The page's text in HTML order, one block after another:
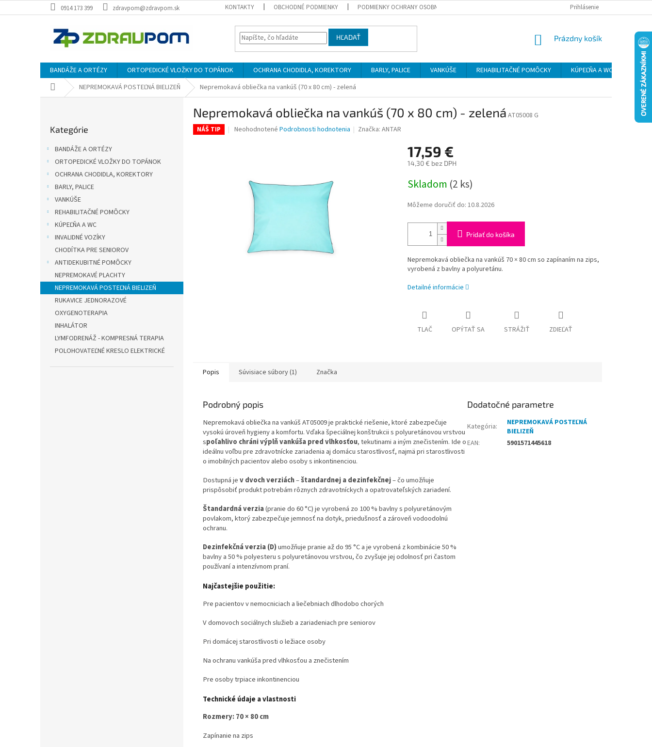
na
0914 173 399 zdravpom@zdravpom.sk KONTAKTY OBCHODNÉ PODMIENKY PODMIENKY OCHRANY OSOBNÝCH ÚDAJOV FORMULÁR NA
Prihlásenie
HĽADAŤ
NÁKUPNÝ
Prázdny košík
BANDÁŽE A ORTÉZY ORTOPEDICKÉ VLOŽKY DO TOPÁNOK OCHRANA CHODIDLA, KOREKTORY BARLY, PALICE VANKÚŠE REHABILITAČNÉ POMÔCKY KÚPEĽŇA A WC
DomovNEPREMOKAVÁ POSTEĽNÁ BIELIZEŇ Nepremokavá obliečka na vankúš (70 x 80 cm) - zelená
kategórie
Kategórie
BANDÁŽE A ORTÉZY
ORTOPEDICKÉ VLOŽKY DO TOPÁNOK
OCHRANA CHODIDLA, KOREKTORY
BARLY, PALICE
VANKÚŠE
REHABILITAČNÉ POMÔCKY
KÚPEĽŇA A WC
INVALIDNÉ VOZÍKY
CHODÍTKA PRE SENIOROV
ANTIDEKUBITNÉ POMÔCKY
NEPREMOKAVÉ PLACHTY
NEPREMOKAVÁ POSTEĽNÁ BIELIZEŇ
RUKAVICE JEDNORAZOVÉ
OXYGENOTERAPIA
INHALÁTOR
LYMFODRENÁŽ - KOMPRESNÁ TERAPIA
POLOHOVATEĽNÉ KRESLO ELEKTRICKÉ
Nepremokavá obliečka na vankúš (70 x 80 cm) - zelená AT05008 G
NÁŠ TIP
Priemerné
hviezdičiek.
Neohodnotené Podrobnosti hodnotenia Značka:ANTAR
17,59 €
14,30 € bez DPH
cena:
Skladom (2 ks)
Môžeme doručiť do: 10.8.2026
Pridať do košíka
Nepremokavá obliečka na vankúš 70 × 80 cm so zapínaním na zips,
vyrobená z bavlny a polyuretánu.
Detailné informácie
TLAČ OPÝTAŤ SA STRÁŽIŤ ZDIEĽAŤ
Popis Súvisiace súbory (1) Značka
Podrobný popis
Nepremokavá obliečka na vankúš AT05009 je praktické riešenie, ktoré zabezpečuje
vysokú úroveň hygieny a komfortu. Vďaka špeciálnej konštrukcii s polyuretánovou vrstvou
spoľahlivo chráni výplň vankúša pred vlhkosťou, tekutinami a iným znečistením. Ide o
ideálnu voľbu pre zdravotnícke zariadenia aj domácu starostlivosť, najmä pri starostlivosti
o imobilných pacientov alebo osoby s inkontinenciou.
Dostupná jev dvoch verziách–štandardnej a dezinfekčnej– čo umožňuje
prispôsobiť produkt potrebám rôznych zdravotníckych a opatrovateľských zariadení.
Štandardná verzia(pranie do 60 °C) je vyrobená zo 100 % bavlny s polyuretánovým
povlakom, ktorý zabezpečuje jemnosť na dotyk, priedušnosť a zároveň vodoodolnú
ochranu.
Dezinfekčná verzia (D)umožňuje pranie až do 95 °C a je vyrobená z kombinácie 50 %
bavlny a 50 % polyesteru s polyuretánovou vrstvou, čo zvyšuje jej odolnosť pri častom
používaní a intenzívnom praní.
Najčastejšie použitie:
Pre pacientov v nemocniciach a liečebniach dlhodobo chorých
V domovoch sociálnych služieb a zariadeniach pre seniorov
Pri domácej starostlivosti o ležiace osoby
Na ochranu vankúša pred vlhkosťou a znečistením
Pre osoby trpiace inkontinenciou
Technické údaje a vlastnosti
Rozmery: 70 × 80 cm
Zapínanie na zips
Dodatočné parametre
Kategória:
NEPREMOKAVÁ POSTEĽNÁ
BIELIZEŇ
EAN: 5901571445618